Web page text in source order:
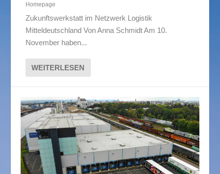
Homepage
Zukunftswerkstatt im Netzwerk Logistik
Mitteldeutschland Von Anna Schmidt Am 10.
November haben...
WEITERLESEN